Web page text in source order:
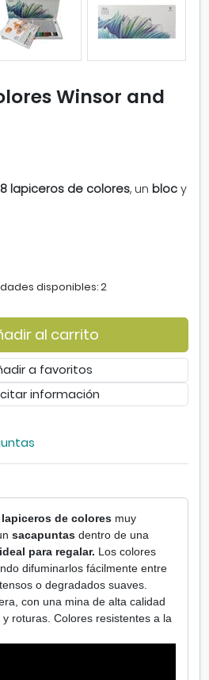
E
s
8
o
o
i
s
Winsor and
lapiceros de colores, un bloc y
disponibles: 2
al carrito
a favoritos
información
lapiceros de coloresmuy
sacapuntas dentro de una
ideal para regalar. Los colores
difuminarlos fácilmente entre
o degradados suaves.
con una mina de alta calidad
roturas. Colores resistentes a la